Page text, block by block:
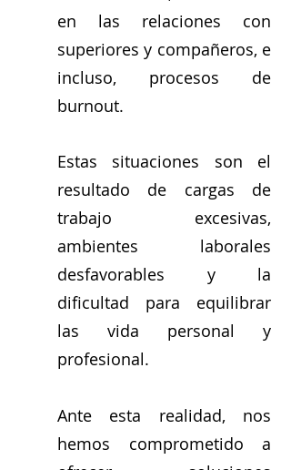
en las relaciones con
superiores y compañeros, e
incluso, procesos de
burnout.
Estas situaciones son el
resultado de cargas de
trabajo excesivas,
ambientes laborales
desfavorables y la
dificultad para equilibrar
las vida personal y
profesional.
Ante esta realidad, nos
hemos comprometido a